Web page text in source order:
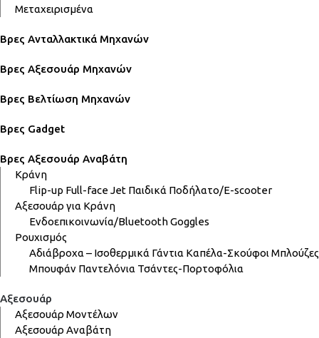
Μεταχειρισμένα
Βρες Ανταλλακτικά Μηχανών
Βρες Αξεσουάρ Μηχανών
Βρες Βελτίωση Μηχανών
Βρες Gadget
Βρες Αξεσουάρ Αναβάτη
Κράνη
Flip-up Full-faceJet Παιδικά Ποδήλατο/E-scooter
Αξεσουάρ για Κράνη
Ενδοεπικοινωνία/BluetoothGoggles
Ρουχισμός
Αδιάβροχα – Ισοθερμικά Γάντια Καπέλα-Σκούφοι Μπλούζες
Μπουφάν Παντελόνια Τσάντες-Πορτοφόλια
Αξεσουάρ
Αξεσουάρ Μοντέλων
Αξεσουάρ Αναβάτη